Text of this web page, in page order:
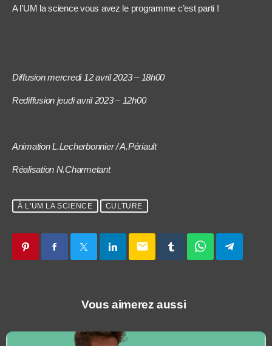
A l’UM la science vous avez le programme c’est parti !
Diffusion mercredi 12 avril 2023 – 18h00
Rediffusion jeudi avril 2023 – 12h00
Animation L.Lecherbonnier / A.Périault
Réalisation N.Charmetant
À L'UM LA SCIENCE CULTURE
email
Vous aimerez aussi